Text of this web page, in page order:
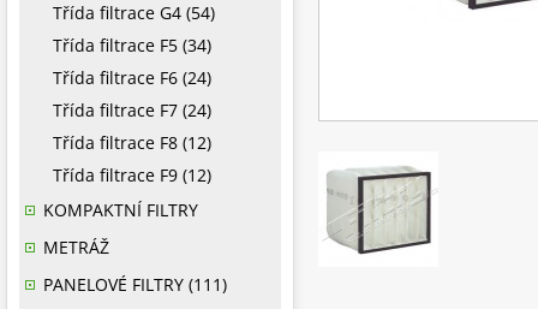
Třída filtrace G4 (54)
Třída filtrace F5 (34)
Třída filtrace F6 (24)
Třída filtrace F7 (24)
Třída filtrace F8 (12)
Třída filtrace F9 (12)
KOMPAKTNÍ FILTRY
METRÁŽ
PANELOVÉ FILTRY (111)